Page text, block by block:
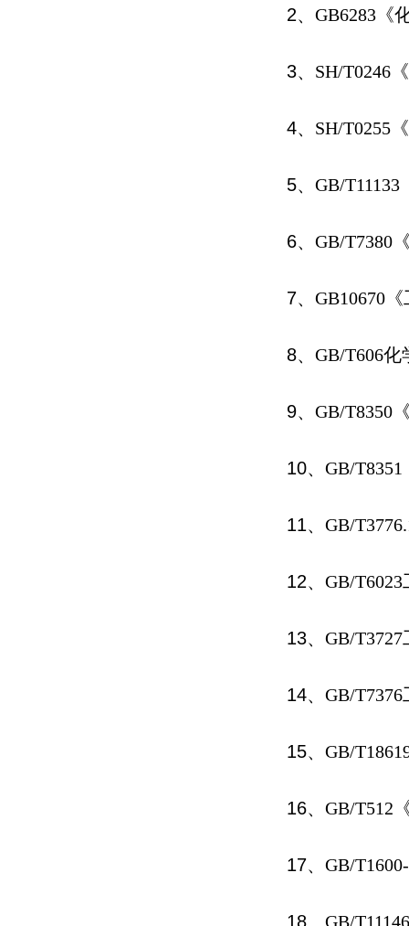
2、 GB6283 《
3、 SH/T0246
4、 SH/T0255
5、 GB/T11133
6、 GB/T7380
7、 GB10670
8、 GB/T606化
9、 GB/T8350
10、 GB/T8351
11、 GB/
12、 GB/T6023
13、 GB/T3727
14、 GB/T7376
15、 GB/
16、 GB/T512
17、 GB/T1600-
18 GB/T11146